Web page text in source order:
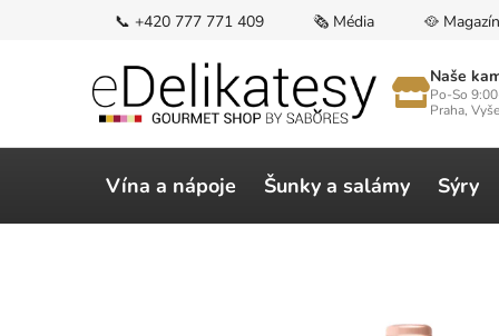
📞 +420 777 771 409 🗞️ Média 🥘 Magazín
Naše
Po-So
Praha,
Vína a nápoje Šunky a salámy Sýry